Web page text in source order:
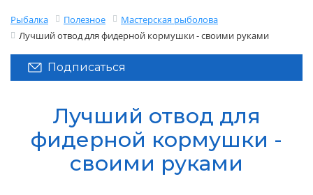
Рыбалка Полезное
Мастерская рыболова
Лучший отвод для фидерной кормушки - своими руками
Подписаться
Лучший отвод для
фидерной кормушки -
своими руками